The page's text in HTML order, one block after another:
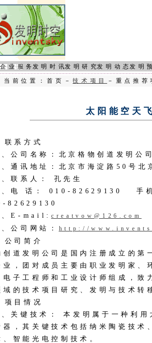
业服务发明时讯发明研究发明动态发明
前位置：首页－技术项目 －重点推荐
太阳能空天
联系方式
公司名称：北京格物创道发明公
通讯地址：北京市海淀路50号北
联系人： 孔先生
电 话： 010-82629130 手
82629130
E-mail: creatvow@126.com
公司网站： http://
公司简介
创道发明公司是国内注册成立的第
业，团对成员主要由职业发明家、
电子工程师和工业设计师组成，致
域的技术项目研究、发明与技术转
项目情况
关键技术： 本发明属于一种利用
器，其关键技术包括纳米陶瓷技
、智能光电控制技术。